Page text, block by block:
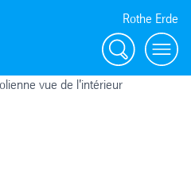
Rothe Erde
Chercher